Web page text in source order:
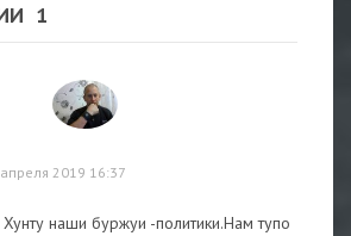
1
2019 16:37
наши буржуи -политики.Нам тупо